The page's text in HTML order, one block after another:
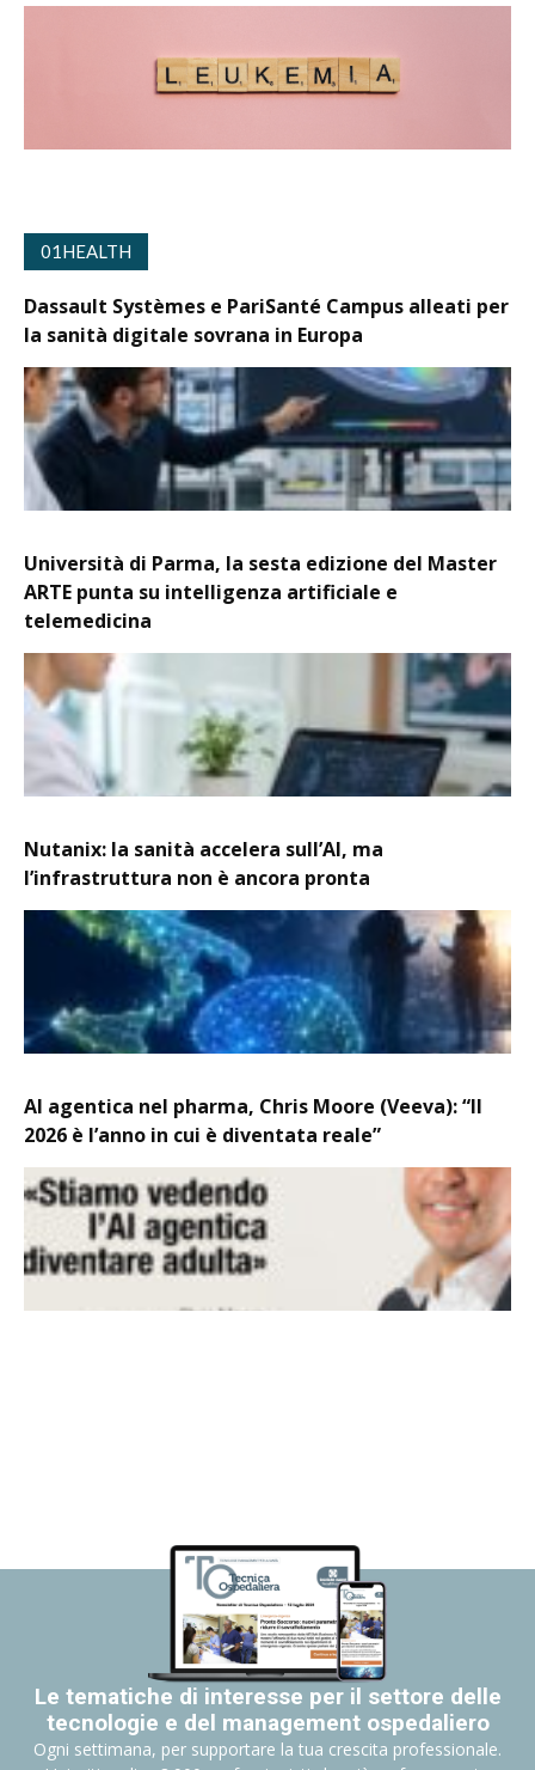
01HEALTH
Dassault Systèmes e PariSanté Campus alleati per
la sanità digitale sovrana in Europa
Università di Parma, la sesta edizione del Master
ARTE punta su intelligenza artificiale e
telemedicina
Nutanix: la sanità accelera sull’AI, ma
l’infrastruttura non è ancora pronta
AI agentica nel pharma, Chris Moore (Veeva): “Il
2026 è l’anno in cui è diventata reale”
Le tematiche di interesse per il settore delle
tecnologie e del management ospedaliero
Ogni settimana, per supportare la tua crescita professionale.